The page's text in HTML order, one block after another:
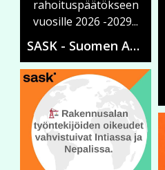
rahoituspäätökseen
vuosille 2026 -2029...
SASK - Suomen Ammattiliittojen Solidaarisuuskeskus